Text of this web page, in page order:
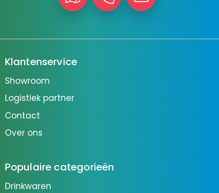
Klantenservice
Showroom
Logistiek partner
Contact
Over ons
Populaire categorieën
Drinkwaren